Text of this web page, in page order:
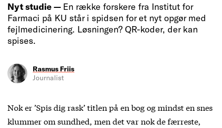
Nyt studie — En række forskere fra Institut for
Farmaci på KU står i spidsen for et nyt opgør med
fejlmedicinering. Løsningen? QR-koder, der kan
spises.
Rasmus Friis
Journalist
Nok er ’Spis dig rask’ titlen på en bog og mindst en snes
klummer om sundhed, men det var nok de færreste,